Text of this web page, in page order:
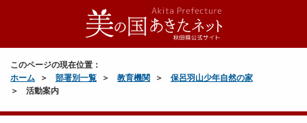
このページの現在位置：
ホーム
部署別一覧 教育機関
保呂羽山少年自然の家
活動案内